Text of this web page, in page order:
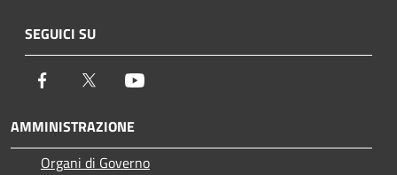
SEGUICI SU
Facebook Twitter
AMMINISTRAZIONE
Organi di Governo